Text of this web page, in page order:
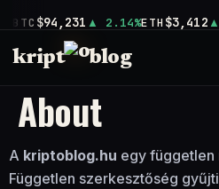
BTC $94,231 2.14%ETH $3,412
kript blog
About
A kriptoblog.hu egy független
Független szerkesztőség